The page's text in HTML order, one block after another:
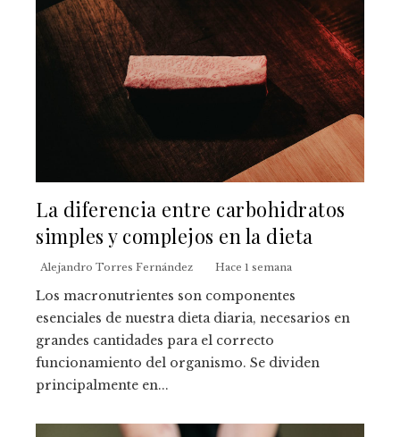
La diferencia entre carbohidratos
simples y complejos en la dieta
Alejandro Torres Fernández Hace 1 semana
Los macronutrientes son componentes
esenciales de nuestra dieta diaria, necesarios en
grandes cantidades para el correcto
funcionamiento del organismo. Se dividen
principalmente en...